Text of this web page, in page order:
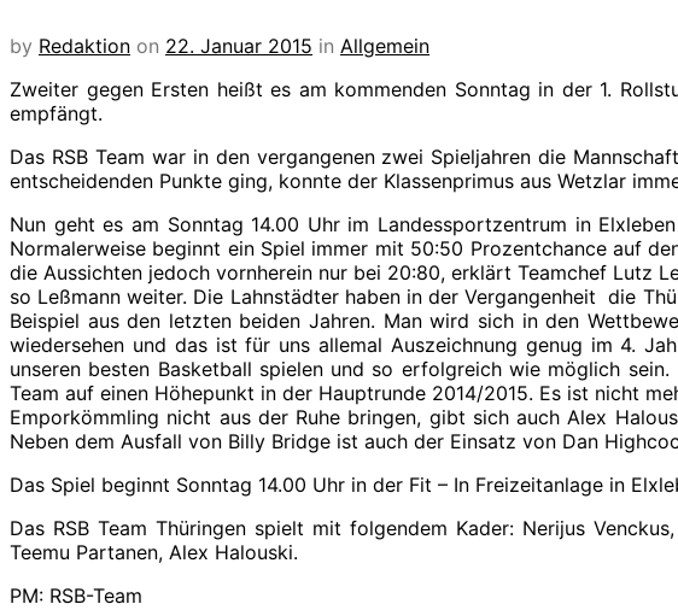
by Redaktion on 22. Januar 2015 in Allgemein
Zweiter gegen Ersten heißt es am kommenden Sonntag in der 1.
empfängt.
Das RSB Team war in den vergangenen zwei Spieljahren die
entscheidenden Punkte ging, konnte der Klassenprimus aus Wetzlar
Nun geht es am Sonntag 14.00 Uhr im Landessportzentrum in
Normalerweise beginnt ein Spiel immer mit 50:50 Prozentchance auf
die Aussichten jedoch vornherein nur bei 20:80, erklärt Teamchef Lutz
so Leßmann weiter. Die Lahnstädter haben in der Vergangenheit die
Beispiel aus den letzten beiden Jahren. Man wird sich in den
wiedersehen und das ist für uns allemal Auszeichnung genug im 4.
unseren besten Basketball spielen und so erfolgreich wie möglich
Team auf einen Höhepunkt in der Hauptrunde 2014/2015. Es ist nicht
Emporkömmling nicht aus der Ruhe bringen, gibt sich auch Alex
Neben dem Ausfall von Billy Bridge ist auch der Einsatz von Dan
Das Spiel beginnt Sonntag 14.00 Uhr in der Fit – In Freizeitanlage in
Das RSB Team Thüringen spielt mit folgendem Kader: Nerijus
Teemu Partanen, Alex Halouski.
PM: RSB-Team